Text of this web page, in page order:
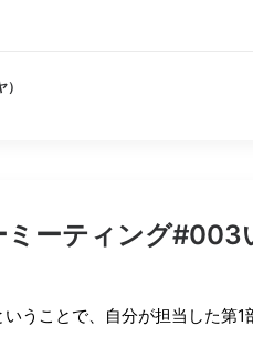
ミーティング#003
うことで、自分が担当した第